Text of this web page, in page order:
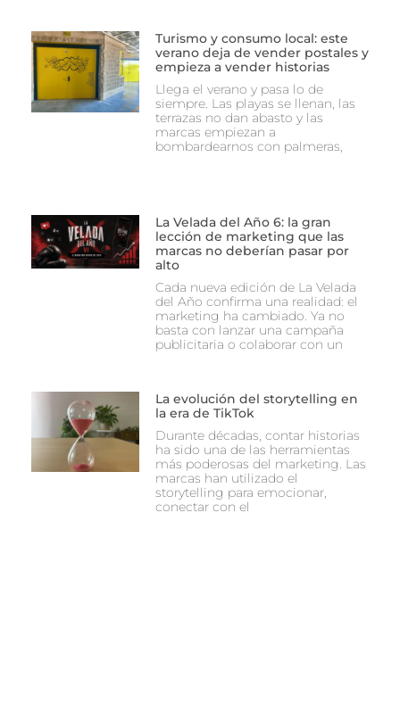
Turismo y consumo local: este
verano deja de vender postales y
empieza a vender historias
Llega el verano y pasa lo de
siempre. Las playas se llenan, las
terrazas no dan abasto y las
marcas empiezan a
bombardearnos con palmeras,
La Velada del Año 6: la gran
lección de marketing que las
marcas no deberían pasar por
alto
Cada nueva edición de La Velada
del Año confirma una realidad: el
marketing ha cambiado. Ya no
basta con lanzar una campaña
publicitaria o colaborar con un
La evolución del storytelling en
la era de TikTok
Durante décadas, contar historias
ha sido una de las herramientas
más poderosas del marketing. Las
marcas han utilizado el
storytelling para emocionar,
conectar con el